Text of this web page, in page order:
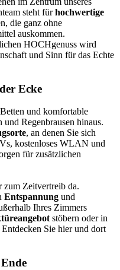
steht fürhochwertige
die ganz ohne
auskommen.
HOCHgenuss wird
und Sinn für das Echte
Ecke
und komfortable
Regenbrausen hinaus.
, an denen Sie sich
kostenloses WLAN und
für zusätzlichen
zum Zeitvertreib da.
Entspannung und
Ihres Zimmers
stöbern oder in
Sie hier und dort